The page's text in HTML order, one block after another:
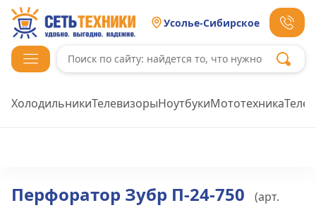
Усолье-Сибирское
ХолодильникиТелевизорыНоутбукиМототехника
Перфоратор Зубр П-24-750
(арт.